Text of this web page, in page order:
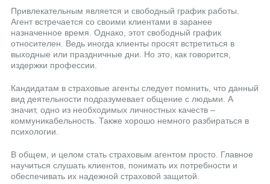
Привлекательным является и свободный график работы.
Агент встречается со своими клиентами в заранее
назначенное время. Однако, этот свободный график
относителен. Ведь иногда клиенты просят встретиться в
выходные или праздничные дни. Но это, как говорится,
издержки профессии.
Кандидатам в страховые агенты следует помнить, что данный
вид деятельности подразумевает общение с людьми. А
значит, одно из необходимых личностных качеств –
коммуникабельность. Также хорошо немного разбираться в
психологии.
В общем, и целом стать страховым агентом просто. Главное
научиться слушать клиентов, понимать их потребности и
обеспечивать их надежной страховой защитой.